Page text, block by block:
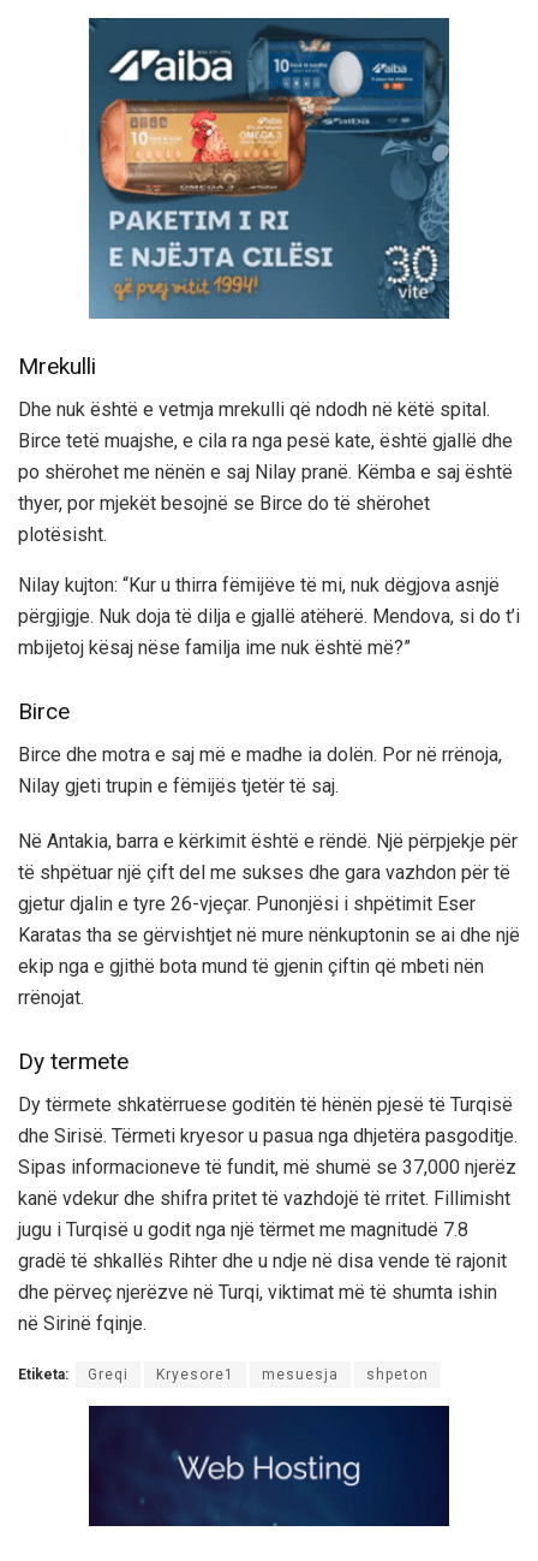
Mrekulli
Dhe nuk është e vetmja mrekulli që ndodh në këtë spital.
Birce tetë muajshe, e cila ra nga pesë kate, është gjallë dhe
po shërohet me nënën e saj Nilay pranë. Këmba e saj është
thyer, por mjekët besojnë se Birce do të shërohet
plotësisht.
Nilay kujton: “Kur u thirra fëmijëve të mi, nuk dëgjova asnjë
përgjigje. Nuk doja të dilja e gjallë atëherë. Mendova, si do t’i
mbijetoj kësaj nëse familja ime nuk është më?”
Birce
Birce dhe motra e saj më e madhe ia dolën. Por në rrënoja,
Nilay gjeti trupin e fëmijës tjetër të saj.
Në Antakia, barra e kërkimit është e rëndë. Një përpjekje për
të shpëtuar një çift del me sukses dhe gara vazhdon për të
gjetur djalin e tyre 26-vjeçar. Punonjësi i shpëtimit Eser
Karatas tha se gërvishtjet në mure nënkuptonin se ai dhe një
ekip nga e gjithë bota mund të gjenin çiftin që mbeti nën
rrënojat.
Dy termete
Dy tërmete shkatërruese goditën të hënën pjesë të Turqisë
dhe Sirisë. Tërmeti kryesor u pasua nga dhjetëra pasgoditje.
Sipas informacioneve të fundit, më shumë se 37,000 njerëz
kanë vdekur dhe shifra pritet të vazhdojë të rritet. Fillimisht
jugu i Turqisë u godit nga një tërmet me magnitudë 7.8
gradë të shkallës Rihter dhe u ndje në disa vende të rajonit
dhe përveç njerëzve në Turqi, viktimat më të shumta ishin
në Sirinë fqinje.
Etiketa: Greqi Kryesore1 mesuesja shpeton